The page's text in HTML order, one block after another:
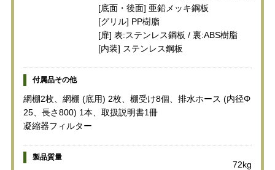
[底面・後面] 亜鉛メッキ鋼板
[グリル] PP樹脂
[扉] 表:ステンレス鋼板 / 裏:ABS樹脂
[内装] ステンレス鋼板
付属品その他
網棚2枚、網棚 (底用) 2枚、棚受け8個、排水ホース (内径Φ
25、長さ800) 1本、取扱説明書1冊
凝縮器フィルター
製品質量
72kg